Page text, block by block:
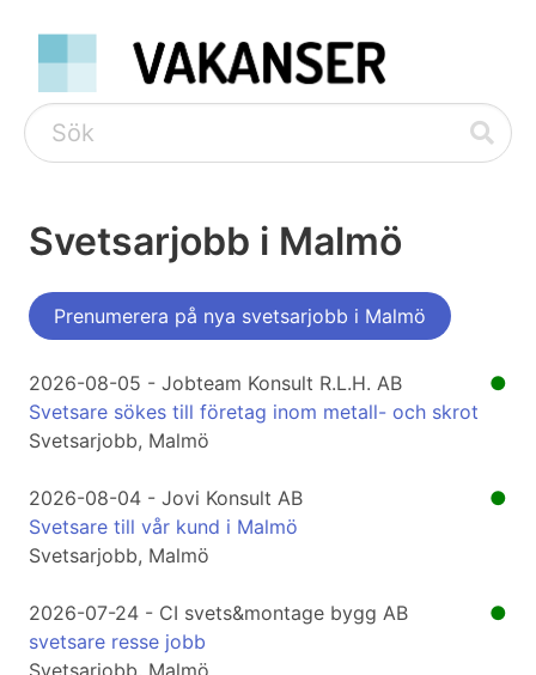
Svetsarjobb i Malmö
Prenumerera på nya svetsarjobb i Malmö
●
2026-08-05 - Jobteam Konsult R.L.H. AB
Svetsare sökes till företag inom metall- och skrot
Svetsarjobb, Malmö
●
2026-08-04 - Jovi Konsult AB
Svetsare till vår kund i Malmö
Svetsarjobb, Malmö
●
2026-07-24 - CI svets&montage bygg AB
svetsare resse jobb